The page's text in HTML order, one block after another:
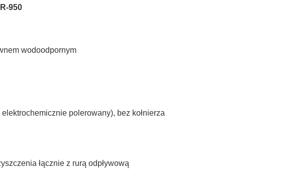
950
wodoodpornym
polerowany), bez kołnierza
łącznie z rurą odpływową